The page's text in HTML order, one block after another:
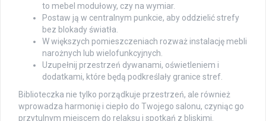
to mebel modułowy, czy na wymiar.
Postaw ją w centralnym punkcie, aby oddzielić strefy
bez blokady światła.
W większych pomieszczeniach rozważ instalację mebli
narożnych lub wielofunkcyjnych.
Uzupełnij przestrzeń dywanami, oświetleniem i
dodatkami, które będą podkreślały granice stref.
Biblioteczka nie tylko porządkuje przestrzeń, ale również
wprowadza harmonię i ciepło do Twojego salonu, czyniąc go
przytulnym miejscem do relaksu i spotkań z bliskimi.